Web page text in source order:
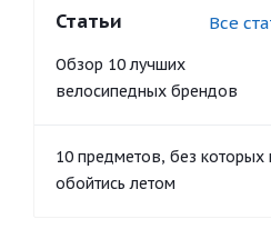
Статьи Все
Обзор 10 лучших
велосипедных брендов
10 предметов, без которых
обойтись летом